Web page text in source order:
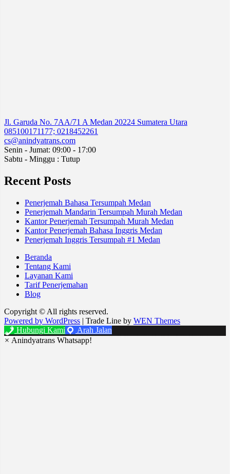
Jl. Garuda No. 7AA/71 A Medan 20224 Sumatera Utara
085100171177; 0218452261
cs@anindyatrans.com
Senin - Jumat: 09:00 - 17:00
Sabtu - Minggu : Tutup
Recent Posts
Penerjemah Bahasa Tersumpah Medan
Penerjemah Mandarin Tersumpah Murah Medan
Kantor Penerjemah Tersumpah Murah Medan
Kantor Penerjemah Bahasa Inggris Medan
Penerjemah Inggris Tersumpah #1 Medan
Beranda
Tentang Kami
Layanan Kami
Tarif Penerjemahan
Blog
Copyright © All rights reserved.
Powered by WordPress |Trade Line byWEN Themes
Hubungi Kami
Arah Jalan
×Anindyatrans Whatsapp!